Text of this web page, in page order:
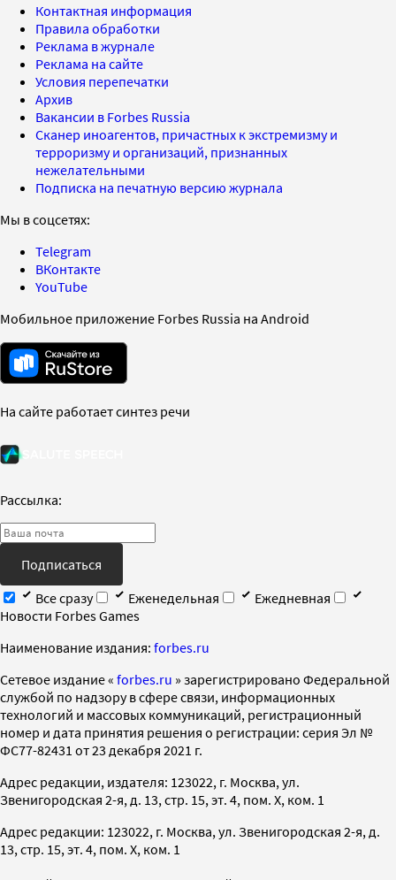
Контактная информация
Правила обработки
Реклама в журнале
Реклама на сайте
Условия перепечатки
Архив
Вакансии в Forbes Russia
Сканер иноагентов, причастных к экстремизму и
терроризму и организаций, признанных
нежелательными
Подписка на печатную версию журнала
Мы в соцсетях:
Telegram
ВКонтакте
YouTube
Мобильное приложение Forbes Russia на Android
На сайте работает синтез речи
Рассылка:
Подписаться
Все сразу
Еженедельная
Ежедневная
Новости Forbes Games
Наименование издания: forbes.ru
Cетевое издание « forbes.ru » зарегистрировано Федеральной
службой по надзору в сфере связи, информационных
технологий и массовых коммуникаций, регистрационный
номер и дата принятия решения о регистрации: серия Эл №
ФС77-82431 от 23 декабря 2021 г.
Адрес редакции, издателя: 123022, г. Москва, ул.
Звенигородская 2-я, д. 13, стр. 15, эт. 4, пом. X, ком. 1
Адрес редакции: 123022, г. Москва, ул. Звенигородская 2-я, д.
13, стр. 15, эт. 4, пом. X, ком. 1